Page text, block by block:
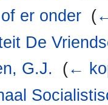
er onder (
De
G.J.
(←